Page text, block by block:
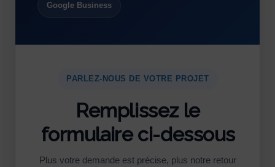
Google Business
PARLEZ-NOUS DE VOTRE PROJET
Remplissez le
formulaire ci-dessous
Plus votre demande est précise, plus notre retour